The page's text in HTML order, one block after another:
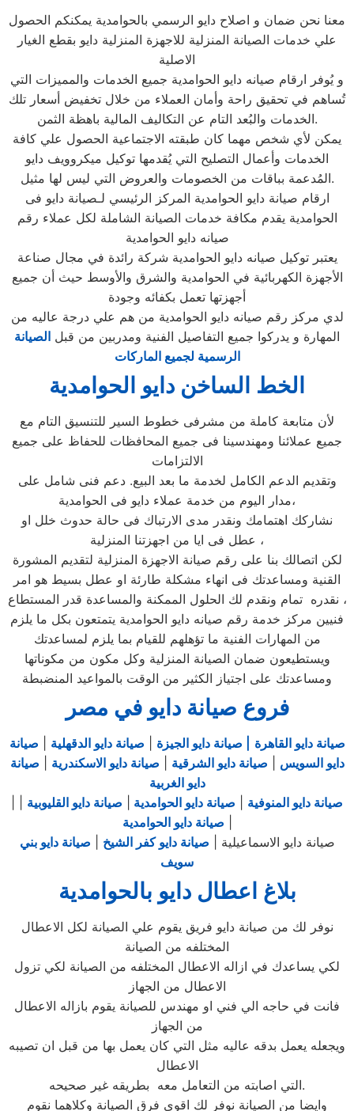
معنا نحن ضمان و اصلاح دايو الرسمي بالحوامدية يمكنكم الحصول
علي خدمات الصيانة المنزلية للاجهزة المنزلية دايو بقطع الغيار
الاصلية
و يُوفر ارقام صيانه دايو الحوامدية جميع الخدمات والمميزات التي
تُساهم في تحقيق راحة وأمان العملاء من خلال تخفيض أسعار تلك
الخدمات والبُعد التام عن التكاليف المالية باهظة الثمن.
يمكن لأي شخص مهما كان طبقته الاجتماعية الحصول علي كافة
الخدمات وأعمال التصليح التي يُقدمها توكيل ميكروويف دايو
المُدعمة بباقات من الخصومات والعروض التي ليس لها مثيل.
ارقام صيانة دايو الحوامدية المركز الرئيسي لـصيانة دايو فى
الحوامدية يقدم مكافة خدمات الصيانة الشاملة لكل عملاء رقم
صيانه دايو الحوامدية
يعتبر توكيل صيانه دايو الحوامدية شركة رائدة في مجال صناعة
الأجهزة الكهربائية في الحوامدية والشرق والأوسط حيث أن جميع
أجهزتها تعمل بكفائه وجودة
لدي مركز رقم صيانه دايو الحوامدية من هم علي درجة عاليه من
المهارة و يدركوا جميع التفاصيل الفنية ومدربين من قبل الصيانة
الرسمية لجميع الماركات
الخط الساخن دايو الحوامدية
لأن متابعة كاملة من مشرفى خطوط السير للتنسيق التام مع
جميع عملائنا ومهندسينا فى جميع المحافظات للحفاظ على جميع
الالتزامات
وتقديم الدعم الكامل لخدمة ما بعد البيع. دعم فنى شامل على
مدار اليوم من خدمة عملاء دايو فى الحوامدية،
نشاركك اهتمامك ونقدر مدى الارتباك فى حالة حدوث خلل او
عطل فى ايا من اجهزتنا المنزلية ،
لكن اتصالك بنا على رقم صيانة الاجهزة المنزلية لتقديم المشورة
القنية ومساعدتك فى انهاء مشكلة طارئة او عطل بسيط هو امر
نقدره تمام ونقدم لك الحلول الممكنة والمساعدة قدر المستطاع ،
فنيين مركز خدمة رقم صيانه دايو الحوامدية يتمتعون بكل ما يلزم
من المهارات الفنية ما تؤهلهم للقيام بما يلزم لمساعدتك
ويستطيعون ضمان الصيانة المنزلية وكل مكون من مكوناتها
ومساعدتك على اجتياز الكثير من الوقت بالمواعيد المنضبطة
فروع صيانة دايو في مصر
صيانة دايو القاهرة | صيانة دايو الجيزة صيانة دايو الدقهلية
صيانة
دايو السويس
صيانة دايو الشرقية صيانة دايو الاسكندرية
صيانة
دايو الغربية
صيانة دايو المنوفية صيانة دايو الحوامدية صيانة دايو القليوبية
صيانة دايو الحوامدية
صيانة دايو الاسماعيلية | صيانة دايو كفر الشيخ
صيانة دايو بني
سويف
بلاغ اعطال دايو بالحوامدية
نوفر لك من صيانة دايو فريق يقوم علي الصيانة لكل الاعطال
المختلفه من الصيانة
لكي يساعدك في ازاله الاعطال المختلفه من الصيانة لكي تزول
الاعطال من الجهاز
فانت في حاجه الي فني او مهندس للصيانة يقوم بازاله الاعطال
من الجهاز
ويجعله يعمل بدقه عاليه مثل التي كان يعمل بها من قبل ان تصيبه
الاعطال
التي اصابته من التعامل معه بطريقه غير صحيحه.
وايضا من الصيانة نوفر لك اقوي فرق الصيانة وكلاهما نقوم